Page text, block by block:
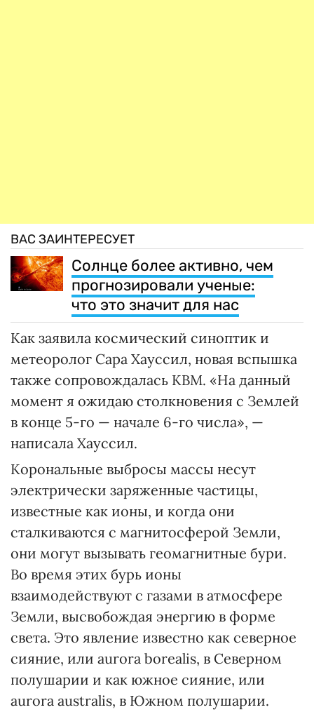
ВАС ЗАИНТЕРЕСУЕТ
Солнце более активно, чем
прогнозировали ученые:
что это значит для нас
Как заявила космический синоптик и
метеоролог Сара Хауссил, новая вспышка
также сопровождалась КВМ. «На данный
момент я ожидаю столкновения с Землей
в конце 5-го — начале 6-го числа», —
написала Хауссил.
Корональные выбросы массы несут
электрически заряженные частицы,
известные как ионы, и когда они
сталкиваются с магнитосферой Земли,
они могут вызывать геомагнитные бури.
Во время этих бурь ионы
взаимодействуют с газами в атмосфере
Земли, высвобождая энергию в форме
света. Это явление известно как северное
сияние, или aurora borealis, в Северном
полушарии и как южное сияние, или
aurora australis, в Южном полушарии.